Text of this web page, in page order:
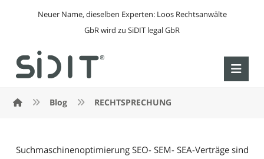
Neuer Name, dieselben Experten: Loos Rechtsanwälte
GbR wird zu SiDIT legal GbR
Blog RECHTSPRECHUNG
Suchmaschinenoptimierung SEO- SEM- SEA-Verträge sind